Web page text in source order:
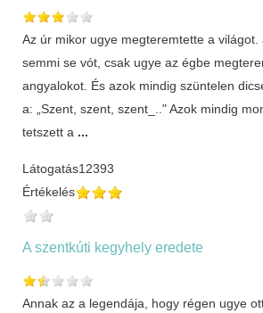
Az úr mikor ugye megteremtette a világot.
semmi se vót, csak ugye az égbe
angyalokot. És azok mindig szüntelen
a: „Szent, szent, szent_.." Azok mindig
tetszett a ...
Látogatás12393
Értékelés
A szentkúti kegyhely eredete
Annak az a legendája, hogy régen ugye